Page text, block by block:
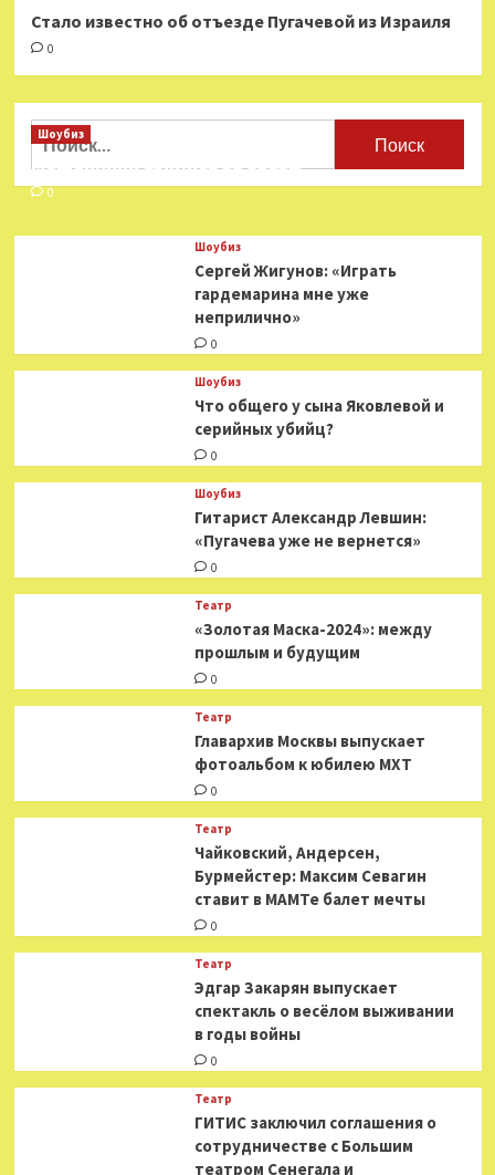
Стало известно об отъезде Пугачевой из Израиля
0
Найти:
Шоубиз
Мошенники взялись за звезд
0
Шоубиз
Сергей Жигунов: «Играть
гардемарина мне уже
неприлично»
0
Шоубиз
Что общего у сына Яковлевой и
серийных убийц?
0
Шоубиз
Гитарист Александр Левшин:
«Пугачева уже не вернется»
0
Театр
«Золотая Маска-2024»: между
прошлым и будущим
0
Театр
​​Главархив Москвы выпускает
фотоальбом к юбилею МХТ
0
Театр
​​Чайковский, Андерсен,
Бурмейстер: Максим Севагин
ставит в МАМТе балет мечты
0
Театр
Эдгар Закарян выпускает
спектакль о весёлом выживании
в годы войны
0
Театр
ГИТИС заключил соглашения о
сотрудничестве с Большим
театром Сенегала и